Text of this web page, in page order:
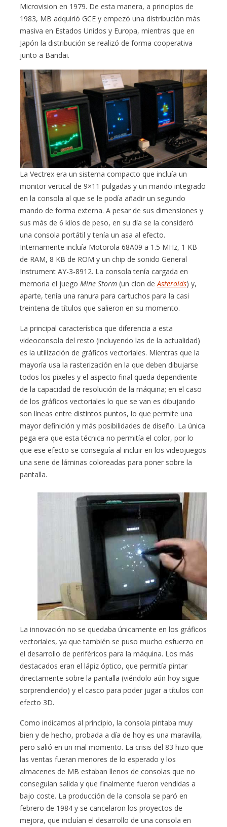
Microvision en 1979. De esta manera, a principios de
1983, MB adquirió GCE y empezó una distribución más
masiva en Estados Unidos y Europa, mientras que en
Japón la distribución se realizó de forma cooperativa
junto a Bandai.
La Vectrex era un sistema compacto que incluía un
monitor vertical de 9×11 pulgadas y un mando integrado
en la consola al que se le podía añadir un segundo
mando de forma externa. A pesar de sus dimensiones y
sus más de 6 kilos de peso, en su día se la consideró
una consola portátil y tenía un asa al efecto.
Internamente incluía Motorola 68A09 a 1.5 MHz, 1 KB
de RAM, 8 KB de ROM y un chip de sonido General
Instrument AY-3-8912. La consola tenía cargada en
memoria el juegoMine Storm (un clon deAsteroids) y,
aparte, tenía una ranura para cartuchos para la casi
treintena de títulos que salieron en su momento.
La principal característica que diferencia a esta
videoconsola del resto (incluyendo las de la actualidad)
es la utilización de gráficos vectoriales. Mientras que la
mayoría usa la rasterización en la que deben dibujarse
todos los pixeles y el aspecto final queda dependiente
de la capacidad de resolución de la máquina; en el caso
de los gráficos vectoriales lo que se van es dibujando
son líneas entre distintos puntos, lo que permite una
mayor definición y más posibilidades de diseño. La única
pega era que esta técnica no permitía el color, por lo
que ese efecto se conseguía al incluir en los videojuegos
una serie de láminas coloreadas para poner sobre la
pantalla.
La innovación no se quedaba únicamente en los gráficos
vectoriales, ya que también se puso mucho esfuerzo en
el desarrollo de periféricos para la máquina. Los más
destacados eran el lápiz óptico, que permitía pintar
directamente sobre la pantalla (viéndolo aún hoy sigue
sorprendiendo) y el casco para poder jugar a títulos con
efecto 3D.
Como indicamos al principio, la consola pintaba muy
bien y de hecho, probada a día de hoy es una maravilla,
pero salió en un mal momento. La crisis del 83 hizo que
las ventas fueran menores de lo esperado y los
almacenes de MB estaban llenos de consolas que no
conseguían salida y que finalmente fueron vendidas a
bajo coste. La producción de la consola se paró en
febrero de 1984 y se cancelaron los proyectos de
mejora, que incluían el desarrollo de una consola en